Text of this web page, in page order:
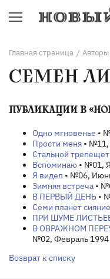
Главная страница / Авторы
СЕМЕН
ПУБЛИКАЦИИ В
Одно мгновенье •
Прости меня • №11,
Стальной
Вспоминаю • №01,
Я видел • №06,
Зимняя встреча •
В ПЕРВЫЙ ДЕНЬ •
Семи планет сияние
ПРИ ШУМЕ
В ОВРАЖНОМ
№02, Февраль 1994
Возврат к списку